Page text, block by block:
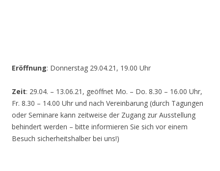
Eröffnung: Donnerstag 29.04.21, 19.00 Uhr
Zeit: 29.04. – 13.06.21, geöffnet Mo. – Do. 8.30 – 16.00 Uhr,
Fr. 8.30 – 14.00 Uhr und nach Vereinbarung (durch Tagungen
oder Seminare kann zeitweise der Zugang zur Ausstellung
behindert werden – bitte informieren Sie sich vor einem
Besuch sicherheitshalber bei uns!)